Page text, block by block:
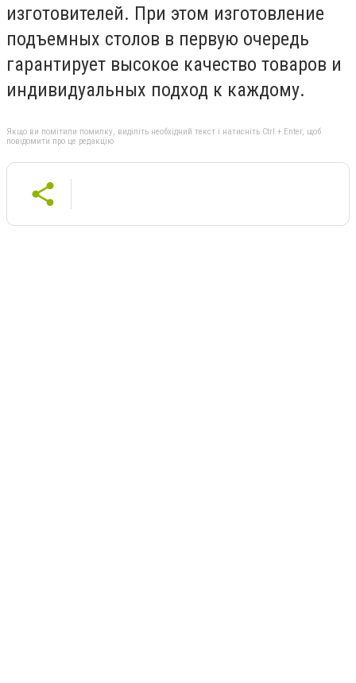
изготовителей. При этом изготовление
подъемных столов в первую очередь
гарантирует высокое качество товаров и
индивидуальных подход к каждому.
Якщо ви помітили помилку, виділіть необхідний текст і натисніть Ctrl + Enter, щоб
повідомити про це редакцію